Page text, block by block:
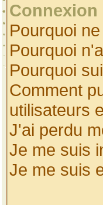
Connexion
Pourquoi
Pourquoi
Pourquoi
Comment
utilisateurs
J'ai perdu
Je me suis
Je me suis